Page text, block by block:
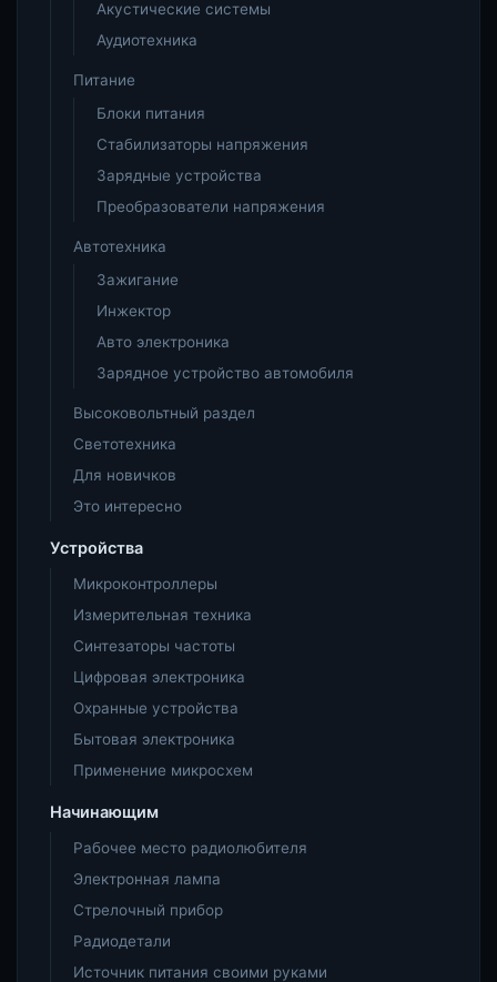
Акустические системы
Аудиотехника
Питание
Блоки питания
Стабилизаторы напряжения
Зарядные устройства
Преобразователи напряжения
Автотехника
Зажигание
Инжектор
Авто электроника
Зарядное устройство автомобиля
Высоковольтный раздел
Светотехника
Для новичков
Это интересно
Устройства
Микроконтроллеры
Измерительная техника
Синтезаторы частоты
Цифровая электроника
Охранные устройства
Бытовая электроника
Применение микросхем
Начинающим
Рабочее место радиолюбителя
Электронная лампа
Стрелочный прибор
Радиодетали
Источник питания своими руками